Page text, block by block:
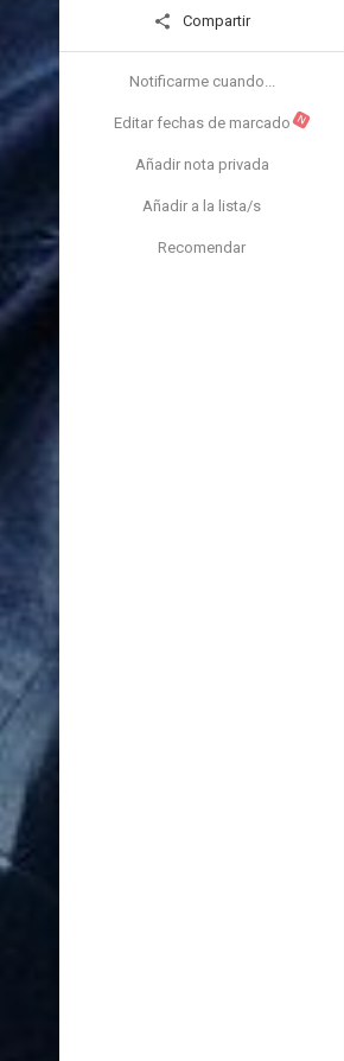
Compartir
Notificarme cuando...
Editar fechas de marcado N
Añadir nota privada
Añadir a la lista/s
Recomendar